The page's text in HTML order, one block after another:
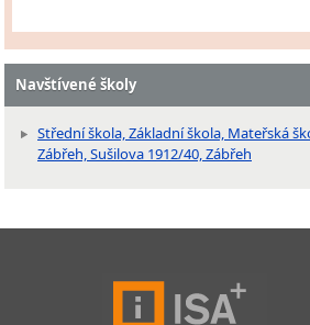
Navštívené školy
Střední škola, Základní škola, Mateřská
Zábřeh, Sušilova 1912/40, Zábřeh